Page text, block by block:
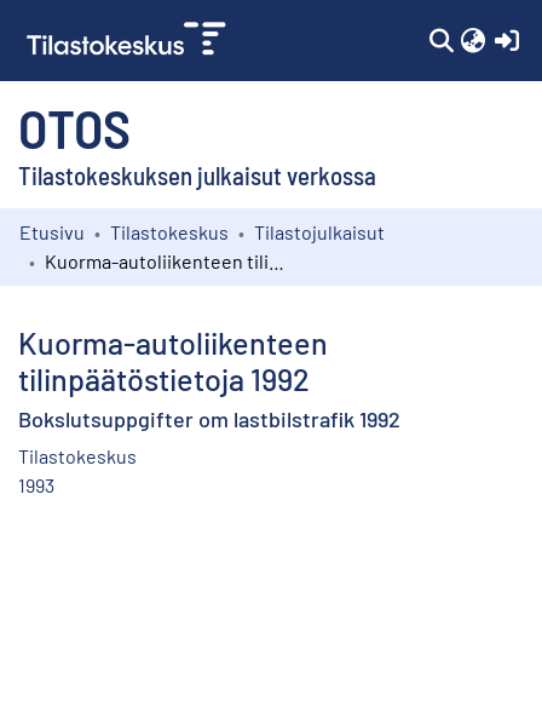
OTOS
Tilastokeskuksen julkaisut verkossa
Kokoelmat
Etusivu Tilastokeskus
Tilastojulkaisut
Kuorma-autoliikenteen
tilinpäätöstietoja 1992
Bokslutsuppgifter om lastbilstrafik 1992
Tilastokeskus
1993